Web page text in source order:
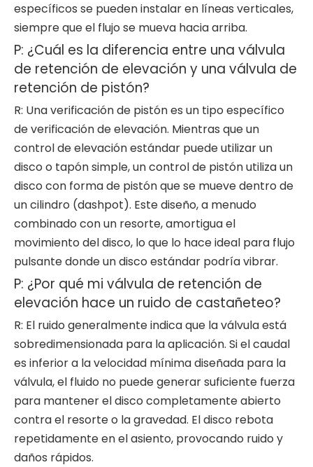
específicos se pueden instalar en líneas verticales,
siempre que el flujo se mueva hacia arriba.
P: ¿Cuál es la diferencia entre una válvula
de retención de elevación y una válvula de
retención de pistón?
R: Una verificación de pistón es un tipo específico
de verificación de elevación. Mientras que un
control de elevación estándar puede utilizar un
disco o tapón simple, un control de pistón utiliza un
disco con forma de pistón que se mueve dentro de
un cilindro (dashpot). Este diseño, a menudo
combinado con un resorte, amortigua el
movimiento del disco, lo que lo hace ideal para flujo
pulsante donde un disco estándar podría vibrar.
P: ¿Por qué mi válvula de retención de
elevación hace un ruido de castañeteo?
R: El ruido generalmente indica que la válvula está
sobredimensionada para la aplicación. Si el caudal
es inferior a la velocidad mínima diseñada para la
válvula, el fluido no puede generar suficiente fuerza
para mantener el disco completamente abierto
contra el resorte o la gravedad. El disco rebota
repetidamente en el asiento, provocando ruido y
daños rápidos.